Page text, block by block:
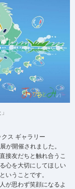
ス ギャラリー
が開催されました。
接友だちと触れ合うこ
心を大切にしてほしい
いうことです。
が思わず笑顔になるよ